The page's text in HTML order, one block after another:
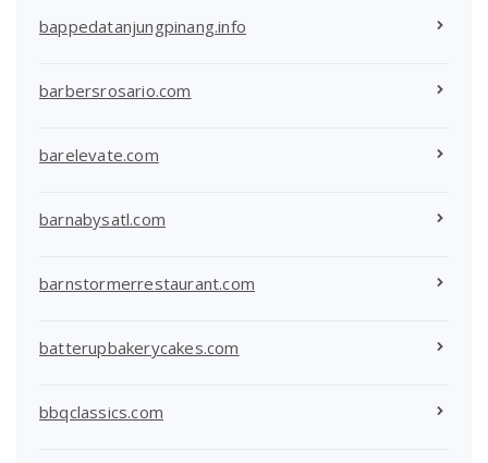
bappedatanjungpinang.info
barbersrosario.com
barelevate.com
barnabysatl.com
barnstormerrestaurant.com
batterupbakerycakes.com
bbqclassics.com